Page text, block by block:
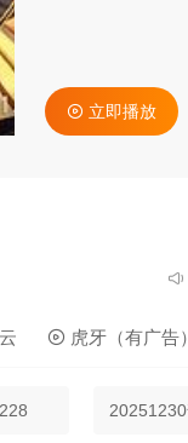
立即播放
当
虎牙（有广告）